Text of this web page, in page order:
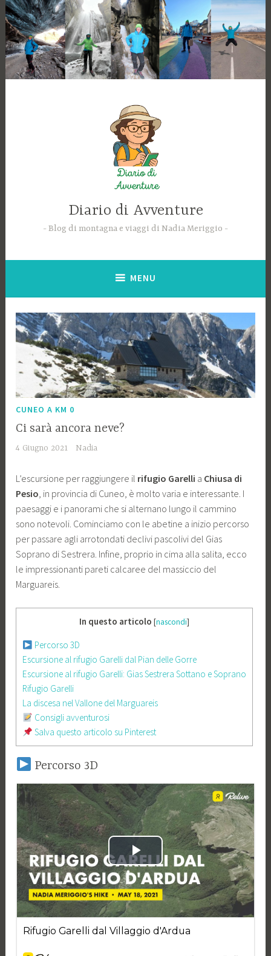
Skip
to
content
Diario di Avventure
Blog di montagna e viaggi di Nadia Meriggio
MENU
CUNEO A KM 0
Ci sarà ancora neve?
4 Giugno 2021 Nadia
L’escursione per raggiungere il rifugio Garelli a Chiusa di
Pesio, in provincia di Cuneo, è molto varia e interessante. I
paesaggi e i panorami che si alternano lungo il cammino
sono notevoli. Cominciamo con le abetine a inizio percorso
per passare agli arrotondati declivi pascolivi del Gias
Soprano di Sestrera. Infine, proprio in cima alla salita, ecco
le impressionanti pareti calcaree del massiccio del
Marguareis.
In questo articolo [nascondi]
Percorso 3D
Escursione al rifugio Garelli dal Pian delle Gorre
Escursione al rifugio Garelli: Gias Sestrera Sottano e Soprano
Rifugio Garelli
La discesa nel Vallone del Marguareis
Consigli avventurosi
Salva questo articolo su Pinterest
Percorso 3D